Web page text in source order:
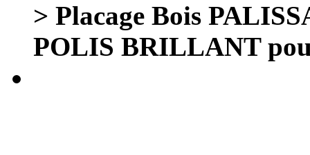
> Placage Bois
POLIS BRILLANT